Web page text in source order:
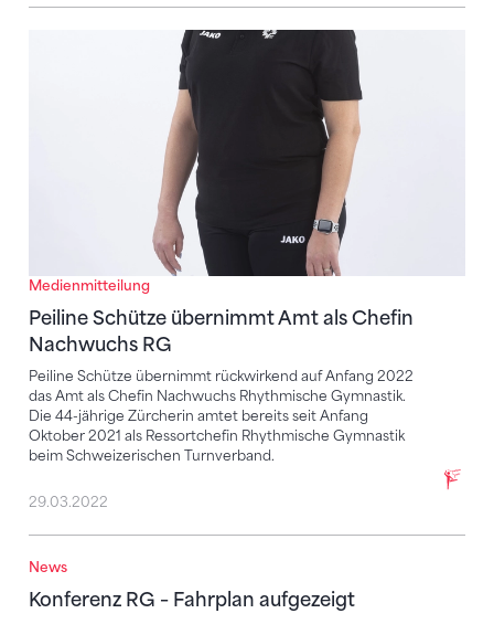
Medienmitteilung
Peiline Schütze übernimmt Amt als Chefin
Nachwuchs RG
Peiline Schütze übernimmt rückwirkend auf Anfang 2022
das Amt als Chefin Nachwuchs Rhythmische Gymnastik.
Die 44-jährige Zürcherin amtet bereits seit Anfang
Oktober 2021 als Ressortchefin Rhythmische Gymnastik
beim Schweizerischen Turnverband.
Peiline Schütze übernimmt Amt als Chefin
29.03.2022
News
Konferenz RG – Fahrplan aufgezeigt
Konferenz RG – Fahrplan aufgezeigt